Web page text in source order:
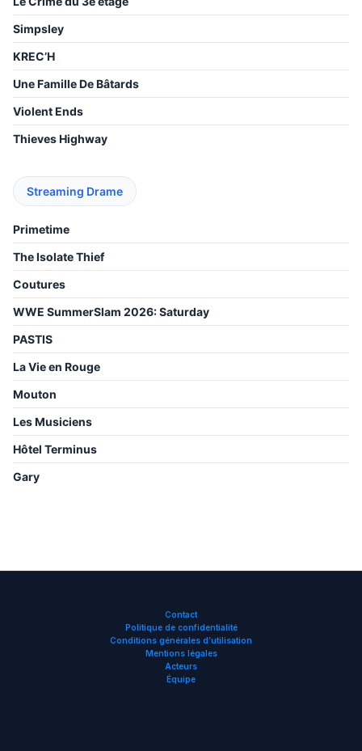
Simpsley
KREC’H
Une Famille De Bâtards
Violent Ends
Thieves Highway
Streaming Drame
Primetime
The Isolate Thief
Coutures
WWE SummerSlam 2026: Saturday
PASTIS
La Vie en Rouge
Mouton
Les Musiciens
Hôtel Terminus
Gary
Contact
Politique de confidentialité
Conditions générales d’utilisation
Mentions légales
Acteurs
Équipe